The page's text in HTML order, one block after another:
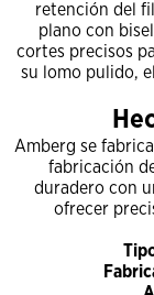
retención del
plano con
cortes precisos
su lomo pulido,
Amberg se
fabricación
duradero con
ofrecer